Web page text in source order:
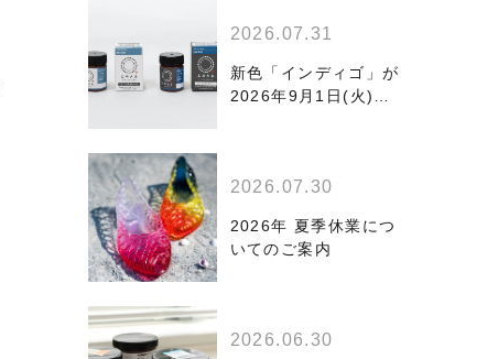
2026.07.31
新色「インディゴ」が
2026年9月1日(火)よ
2026.07.30
2026年 夏季休業につ
いてのご案内
2026.06.30